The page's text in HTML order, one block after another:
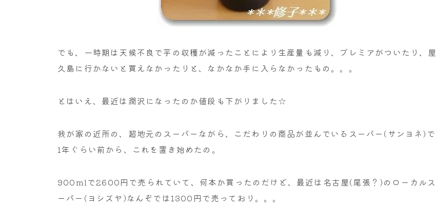
でも、一時期は天候不良で芋の収穫が減ったことにより生産量も減り、プレミアがついたり、屋
久島に行かないと買えなかったりと、なかなか手に入らなかったもの。。。
とはいえ、最近は潤沢になったのか値段も下がりました☆
我が家の近所の、超地元のスーパーながら、こだわりの商品が並んでいるスーパー(サンヨネ)で
1年ぐらい前から、これを置き始めたの。
900mlで2600円で売られていて、何本か買ったのだけど、最近は名古屋(尾張？)のローカルス
ーパー(ヨシズヤ)なんぞでは1300円で売っており。。。